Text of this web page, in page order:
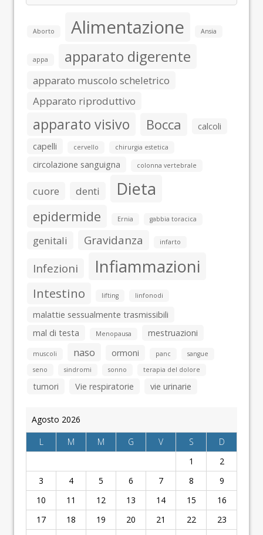
Aborto Alimentazione Ansia
appa apparato digerente
apparato muscolo scheletrico
Apparato riproduttivo
apparato visivo Bocca
calcoli
capelli
cervello chirurgia estetica
circolazione sanguigna colonna vertebrale
cuore denti Dieta
epidermide Ernia gabbia toracica
genitali Gravidanza infarto
Infezioni Infiammazioni
Intestino lifting linfonodi
malattie sessualmente trasmissibili
mal di testa
Menopausa mestruazioni
muscoli naso ormoni panc
sangue
seno
sindromi sonno terapia del dolore
tumori Vie respiratorie vie urinarie
Agosto 2026
L
M M G V S
D
1
2
3
4 5 6 7 8
9
10
11 12 13 14 15
16
17
18 19 20 21 22
23